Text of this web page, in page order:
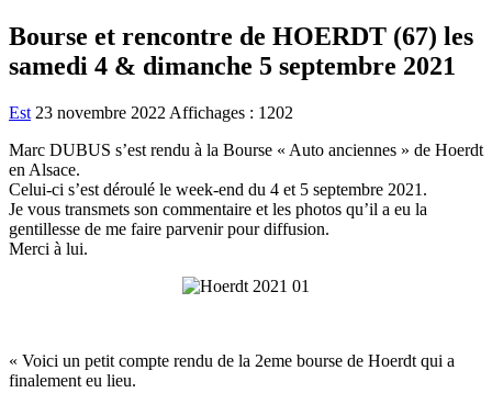
Bourse et rencontre de HOERDT (67) les
samedi 4 & dimanche 5 septembre 2021
Est 23 novembre 2022 Affichages : 1202
Marc DUBUS s’est rendu à la Bourse « Auto anciennes » de Hoerdt
en Alsace.
Celui-ci s’est déroulé le week-end du 4 et 5 septembre 2021.
Je vous transmets son commentaire et les photos qu’il a eu la
gentillesse de me faire parvenir pour diffusion.
Merci à lui.
« Voici un petit compte rendu de la 2eme bourse de Hoerdt qui a
finalement eu lieu.